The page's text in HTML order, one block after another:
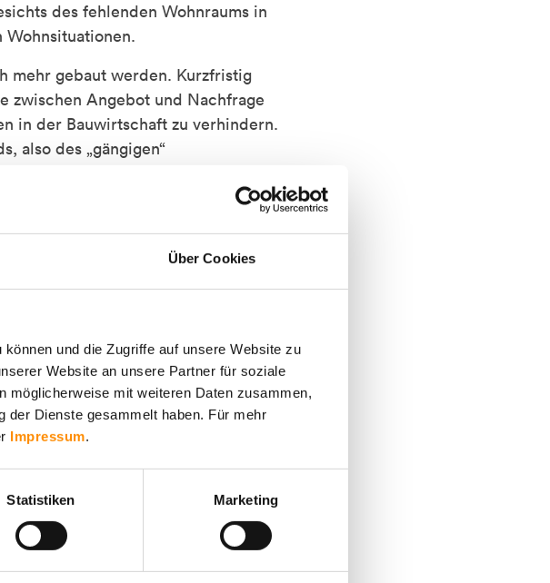
Über Cookies
und die Zugriffe auf unsere Website zu
Website an unsere Partner für soziale
möglicherweise mit weiteren Daten zusammen,
der Dienste gesammelt haben. Für mehr
Impressum.
Statistiken Marketing
des fehlenden Wohnraums in
Wohnsituationen.
mehr gebaut werden. Kurzfristig
zwischen Angebot und Nachfrage
in der Bauwirtschaft zu verhindern.
also des „gängigen“
oder aber Nachrangdarlehen,
aufgegriffen – mit spürbaren